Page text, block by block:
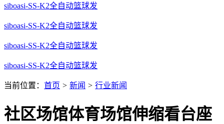
siboasi-SS-K2全自动篮球发
siboasi-SS-K2全自动篮球发
siboasi-SS-K2全自动篮球发
siboasi-SS-K2全自动篮球发
当前位置： 首页 > 新闻 > 行业新闻
社区场馆体育场馆伸缩看台座